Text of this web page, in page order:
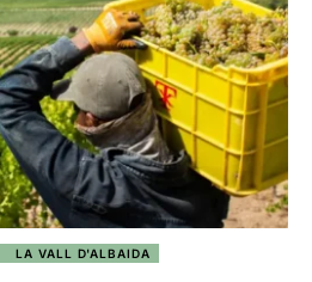
LA VALL D'ALBAIDA